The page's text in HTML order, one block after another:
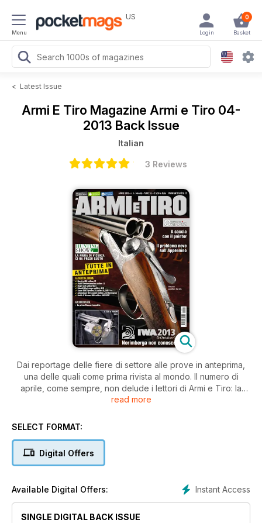
Menu
US 0
Basket
Login
< Latest Issue
Armi E Tiro Magazine Armi e Tiro 04-
2013 Back Issue
Italian
3 Reviews
Dai reportage delle fiere di settore alle prove in anteprima,
una delle quali come prima rivista al mondo. Il numero di
aprile, come sempre, non delude i lettori di Armi e Tiro: la
prova di copertina spetta di diritto alla nuova doppietta 486
portata di molti. Dallo stile del fucile per eccellenza, alle
per qualche anno è stato oggetto del desiderio degli
appassionati italiani del genere, ma che la bocciatura da
assicuriamo che le emozioni che regala sono davvero forti.
Per restare nel settore delle armi corte, abbiamo provato
anche la piccola Lc9 calibro 9x21, cavallo di battaglia di
read more
SELECT FORMAT:
Digital Offers
Instant Access
Available Digital Offers:
SINGLE DIGITAL BACK ISSUE